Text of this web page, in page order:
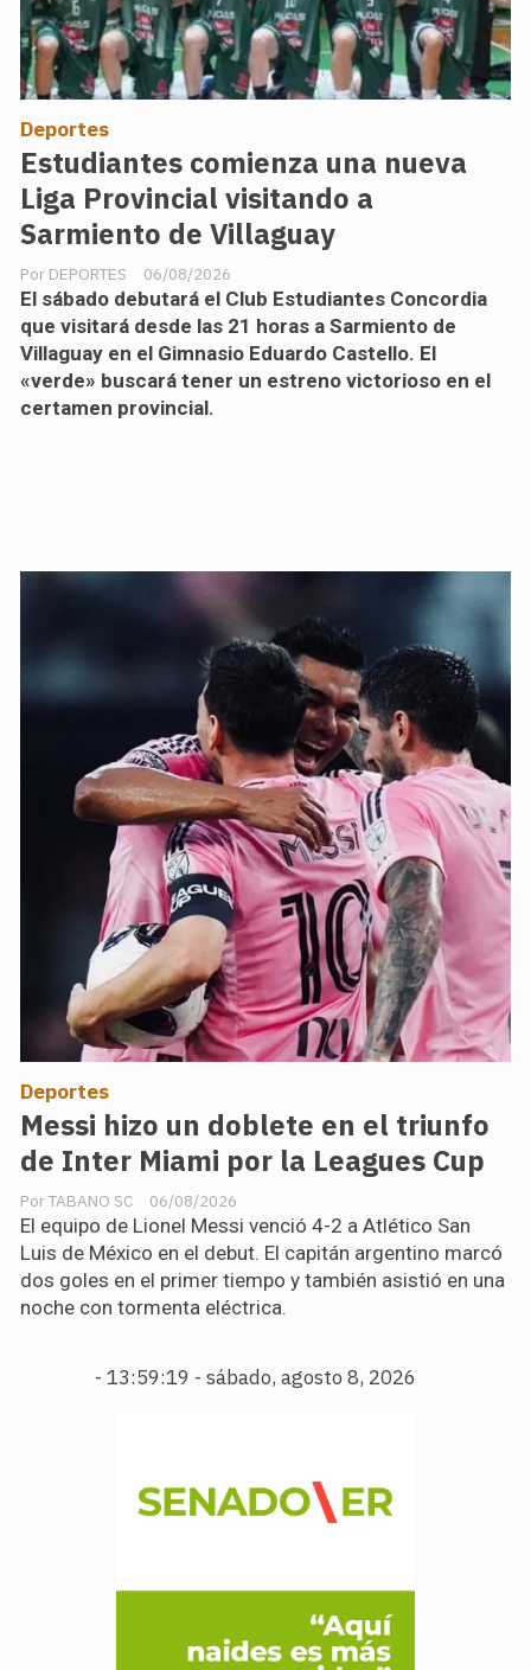
Estudiantes comienza una nueva
Liga Provincial visitando a
Sarmiento de Villaguay
DEPORTES
Deportes
06/08/2026
El sábado debutará el Club Estudiantes Concordia
que visitará desde las 21 horas a Sarmiento de
Villaguay en el Gimnasio Eduardo Castello. El
«verde» buscará tener un estreno victorioso en el
certamen provincial.
Messi hizo un doblete en el triunfo
de Inter Miami por la Leagues Cup
TABANO SC
Deportes
06/08/2026
El equipo de Lionel Messi venció 4-2 a Atlético San
Luis de México en el debut. El capitán argentino marcó
dos goles en el primer tiempo y también asistió en una
noche con tormenta eléctrica.
- 13:59:21 - sábado, agosto 8, 2026